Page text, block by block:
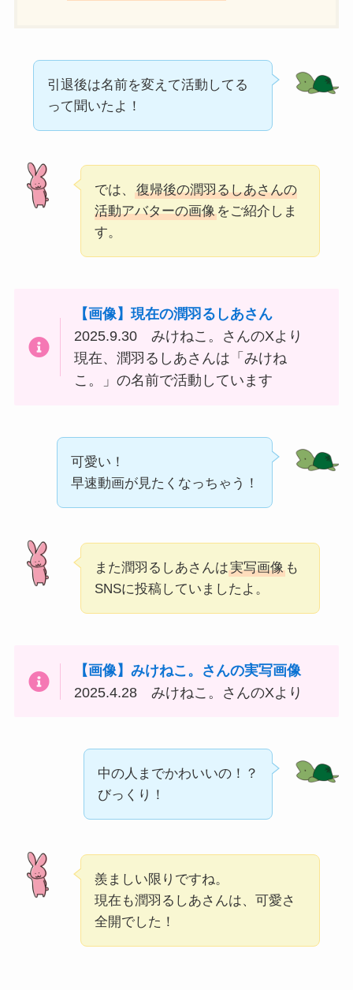
引退後は名前を変えて活動してる
って聞いたよ！
では、
復帰後の潤羽るしあさんの
活動アバターの画像をご紹介しま
す。
【画像】現在の潤羽るしあさん
2025.9.30 みけねこ。さんのXより
現在、潤羽るしあさんは「みけね
こ。」の名前で活動しています
可愛い！
早速動画が見たくなっちゃう！
また潤羽るしあさんは実写画像も
SNSに投稿していましたよ。
【画像】みけねこ。さんの実写画像
2025.4.28 みけねこ。さんのXより
中の人までかわいいの！？
びっくり！
羨ましい限りですね。
現在も潤羽るしあさんは、可愛さ
全開でした！